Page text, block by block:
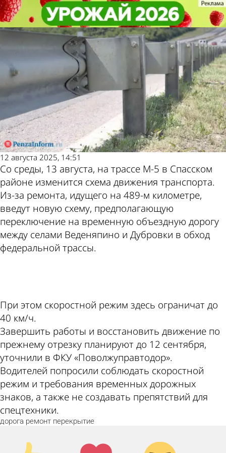
В Спасском районе перекроют
участок трассы М-5
Общество
12 августа 2025, 14:51
Со среды, 13 августа, на трассе М-5 в Спасском
районе изменится схема движения транспорта.
Из-за ремонта, идущего на 489-м километре,
введут новую схему, предполагающую
переключение на временную объездную дорогу
между селами Веденяпино и Дубровки в обход
федеральной трассы.
При этом скоростной режим здесь ограничат до
40 км/ч.
Завершить работы и восстановить движение по
прежнему отрезку планируют до 12 сентября,
уточнили в ФКУ «Поволжуправтодор».
Водителей попросили соблюдать скоростной
режим и требования временных дорожных
знаков, а также не создавать препятствий для
спецтехники.
дорога ремонт перекрытие
Палец
Лайк!
Дикий
В Спасском районе перекроют
участок трассы М-5
Общество
Другие новости по
теме
Погода и курсы
валют в Пензе